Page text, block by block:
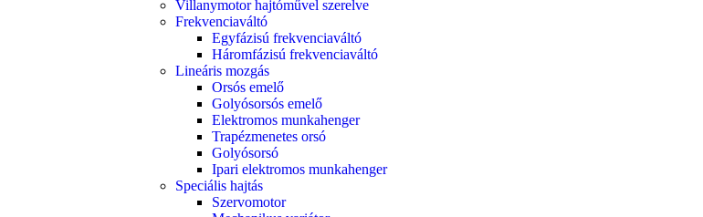
Villanymotor hajtóművel szerelve
Frekvenciaváltó
Egyfázisú frekvenciaváltó
Háromfázisú frekvenciaváltó
Lineáris mozgás
Orsós emelő
Golyósorsós emelő
Elektromos munkahenger
Trapézmenetes orsó
Golyósorsó
Ipari elektromos munkahenger
Speciális hajtás
Szervomotor